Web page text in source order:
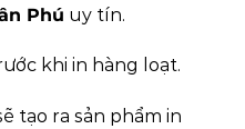
Phú uy tín.
khi in hàng loạt.
tạo ra sản phẩm in